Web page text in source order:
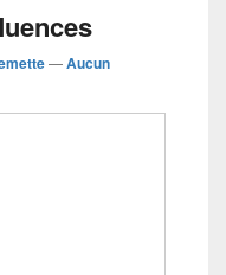
—Aucun